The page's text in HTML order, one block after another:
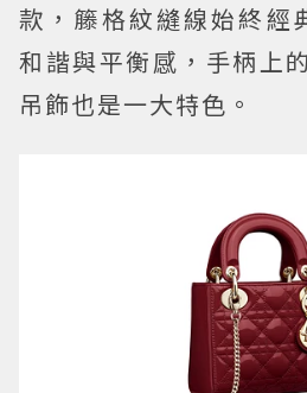
款，籐格紋縫線始終經
和諧與平衡感，手柄上
吊飾也是一大特色。